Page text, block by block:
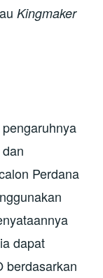
Kingmaker
Perdana
dapat
berdasarkan